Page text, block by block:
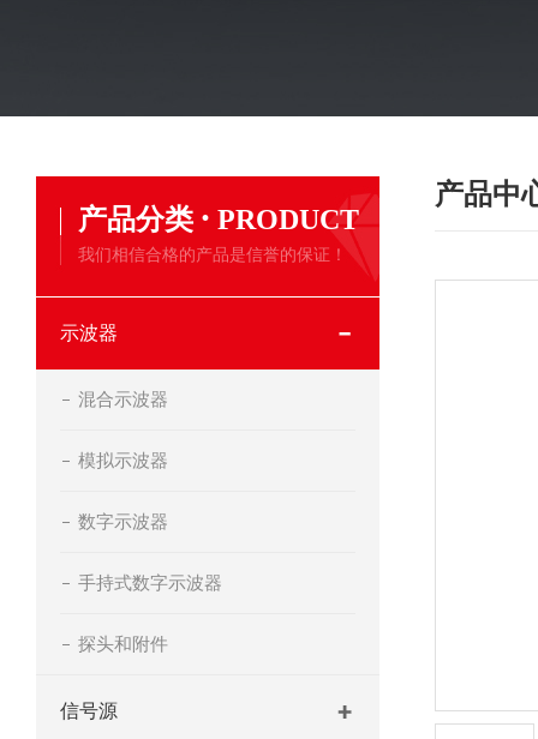
产品分类 · PRODUCT
我们相信合格的产品是信誉的保证！
示波器
混合示波器
模拟示波器
数字示波器
手持式数字示波器
探头和附件
信号源
产品中